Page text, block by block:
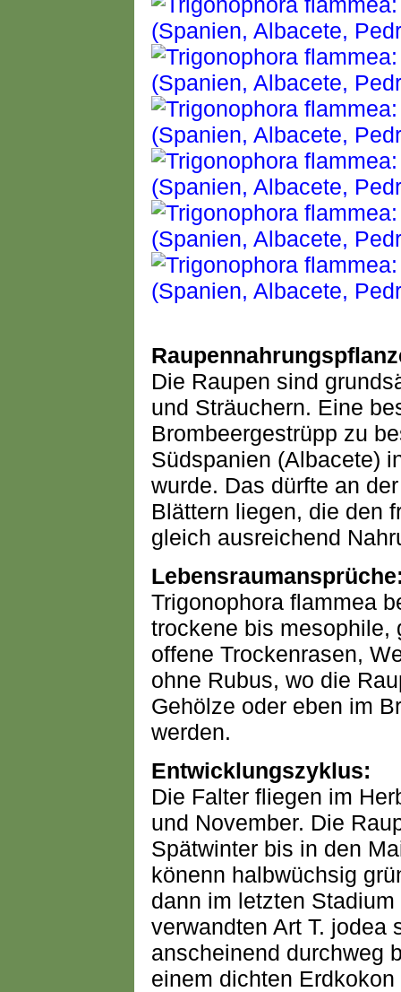
Die Raupen sind
und Sträuchern. Eine
Brombeergestrüpp zu
Südspanien (Albacete)
wurde. Das dürfte an
Blättern liegen, die den
gleich ausreichend
Trigonophora flammea
trockene bis mesophile,
offene Trockenrasen,
ohne Rubus, wo die
Gehölze oder eben im
werden.
Entwicklungszyklus:
Die Falter fliegen im
und November. Die
Spätwinter bis in den
könenn halbwüchsig
dann im letzten
verwandten Art T. jodea
anscheinend durchweg
einem dichten